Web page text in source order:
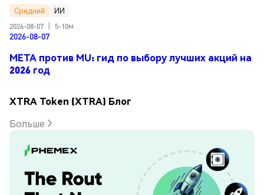
Средний
ИИ
2026-08-07
5-10м
2026-08-07
META против MU: гид по выбору лучших акций на
2026 год
XTRA Token (XTRA) Блог
Больше